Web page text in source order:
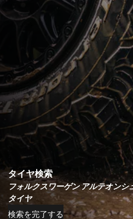
タイヤ検索
フォルクスワーゲン アルテオンシ
タイヤ
検索を完了する